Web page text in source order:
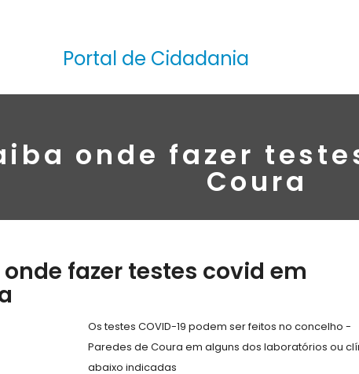
Portal de Cidadania
onde fazer
Coura
onde fazer testes covid em
Os testes COVID-19 podem ser feitos no concelho -
Paredes de Coura em alguns dos laboratórios ou
abaixo indicadas